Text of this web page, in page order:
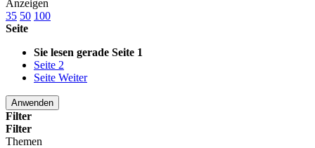
Anzeigen
35 50 100
Seite
Sie lesen gerade Seite 1
Seite 2
Seite Weiter
Anwenden
Filter
Filter
Themen